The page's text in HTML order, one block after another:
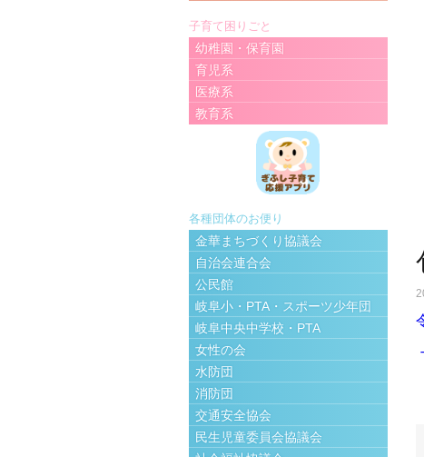
子育て困りごと
幼稚園・保育園
育児系
医療系
教育系
各種団体のお便り
金華まちづくり協議会
自治会連合会
公民館
岐阜小・PTA・スポーツ少年団
岐阜中央中学校・PTA
女性の会
水防団
消防団
交通安全協会
民生児童委員会協議会